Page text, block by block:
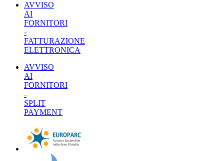
AVVISO
AI
FORNITORI
-
FATTURAZIONE
ELETTRONICA
AVVISO
AI
FORNITORI
-
SPLIT
PAYMENT